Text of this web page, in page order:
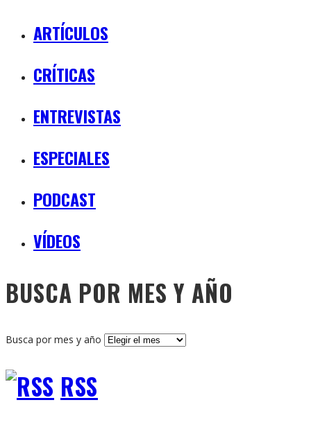
ARTÍCULOS
CRÍTICAS
ENTREVISTAS
ESPECIALES
PODCAST
VÍDEOS
BUSCA POR MES Y AÑO
Busca por mes y año
RSS